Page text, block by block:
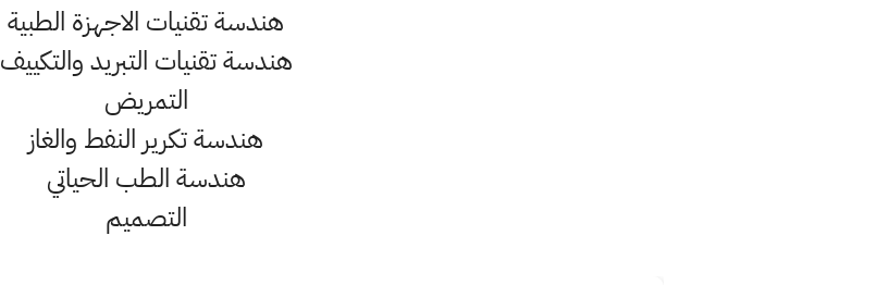
هندسة تقنيات الاجهزة الطبية
هندسة تقنيات التبريد والتكييف
التمريض
هندسة تكرير النفط والغاز
هندسة الطب الحياتي
التصميم